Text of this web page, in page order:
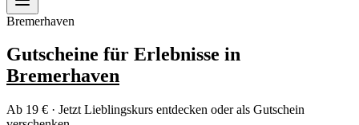
Bremerhaven
Gutscheine für Erlebnisse in
Bremerhaven
Ab 19 € · Jetzt Lieblingskurs entdecken oder als Gutschein